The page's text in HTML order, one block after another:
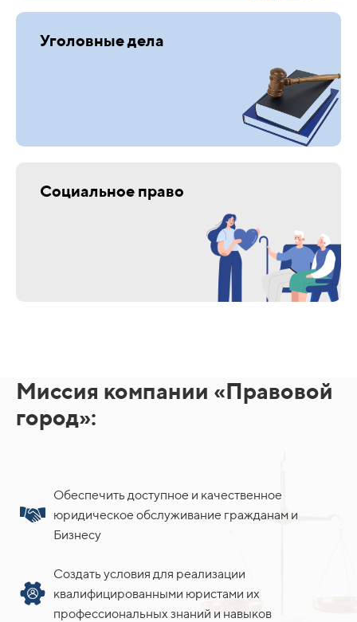
Уголовные дела
Социальное право
Миссия компании «Правовой
город»:
Обеспечить доступное и качественное
юридическое обслуживание гражданам и
Бизнесу
Создать условия для реализации
квалифицированными юристами их
профессиональных знаний и навыков